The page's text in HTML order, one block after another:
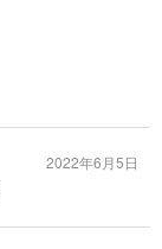
2022年6月5日